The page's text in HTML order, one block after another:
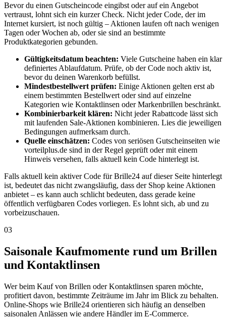
Bevor du einen Gutscheincode eingibst oder auf ein Angebot
vertraust, lohnt sich ein kurzer Check. Nicht jeder Code, der im
Internet kursiert, ist noch gültig – Aktionen laufen oft nach wenigen
Tagen oder Wochen ab, oder sie sind an bestimmte
Produktkategorien gebunden.
Gültigkeitsdatum beachten: Viele Gutscheine haben ein klar
definiertes Ablaufdatum. Prüfe, ob der Code noch aktiv ist,
bevor du deinen Warenkorb befüllst.
Mindestbestellwert prüfen: Einige Aktionen gelten erst ab
einem bestimmten Bestellwert oder sind auf einzelne
Kategorien wie Kontaktlinsen oder Markenbrillen beschränkt.
Kombinierbarkeit klären: Nicht jeder Rabattcode lässt sich
mit laufenden Sale-Aktionen kombinieren. Lies die jeweiligen
Bedingungen aufmerksam durch.
Quelle einschätzen: Codes von seriösen Gutscheinseiten wie
vorteilplus.de sind in der Regel geprüft oder mit einem
Hinweis versehen, falls aktuell kein Code hinterlegt ist.
Falls aktuell kein aktiver Code für Brille24 auf dieser Seite hinterlegt
ist, bedeutet das nicht zwangsläufig, dass der Shop keine Aktionen
anbietet – es kann auch schlicht bedeuten, dass gerade keine
öffentlich verfügbaren Codes vorliegen. Es lohnt sich, ab und zu
vorbeizuschauen.
03
Saisonale Kaufmomente rund um Brillen
und Kontaktlinsen
Wer beim Kauf von Brillen oder Kontaktlinsen sparen möchte,
profitiert davon, bestimmte Zeiträume im Jahr im Blick zu behalten.
Online-Shops wie Brille24 orientieren sich häufig an denselben
saisonalen Anlässen wie andere Händler im E-Commerce.